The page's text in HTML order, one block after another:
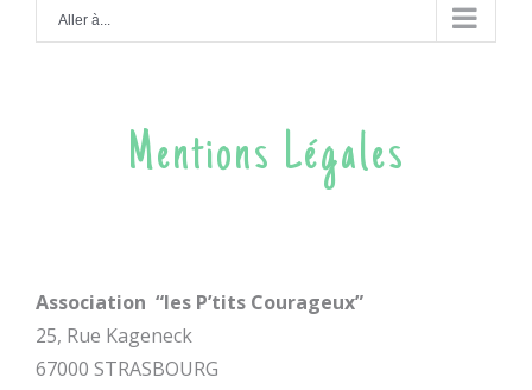
contentAller à...
Mentions Légales
Association “les P’tits Courageux”
25, Rue Kageneck
67000 STRASBOURG